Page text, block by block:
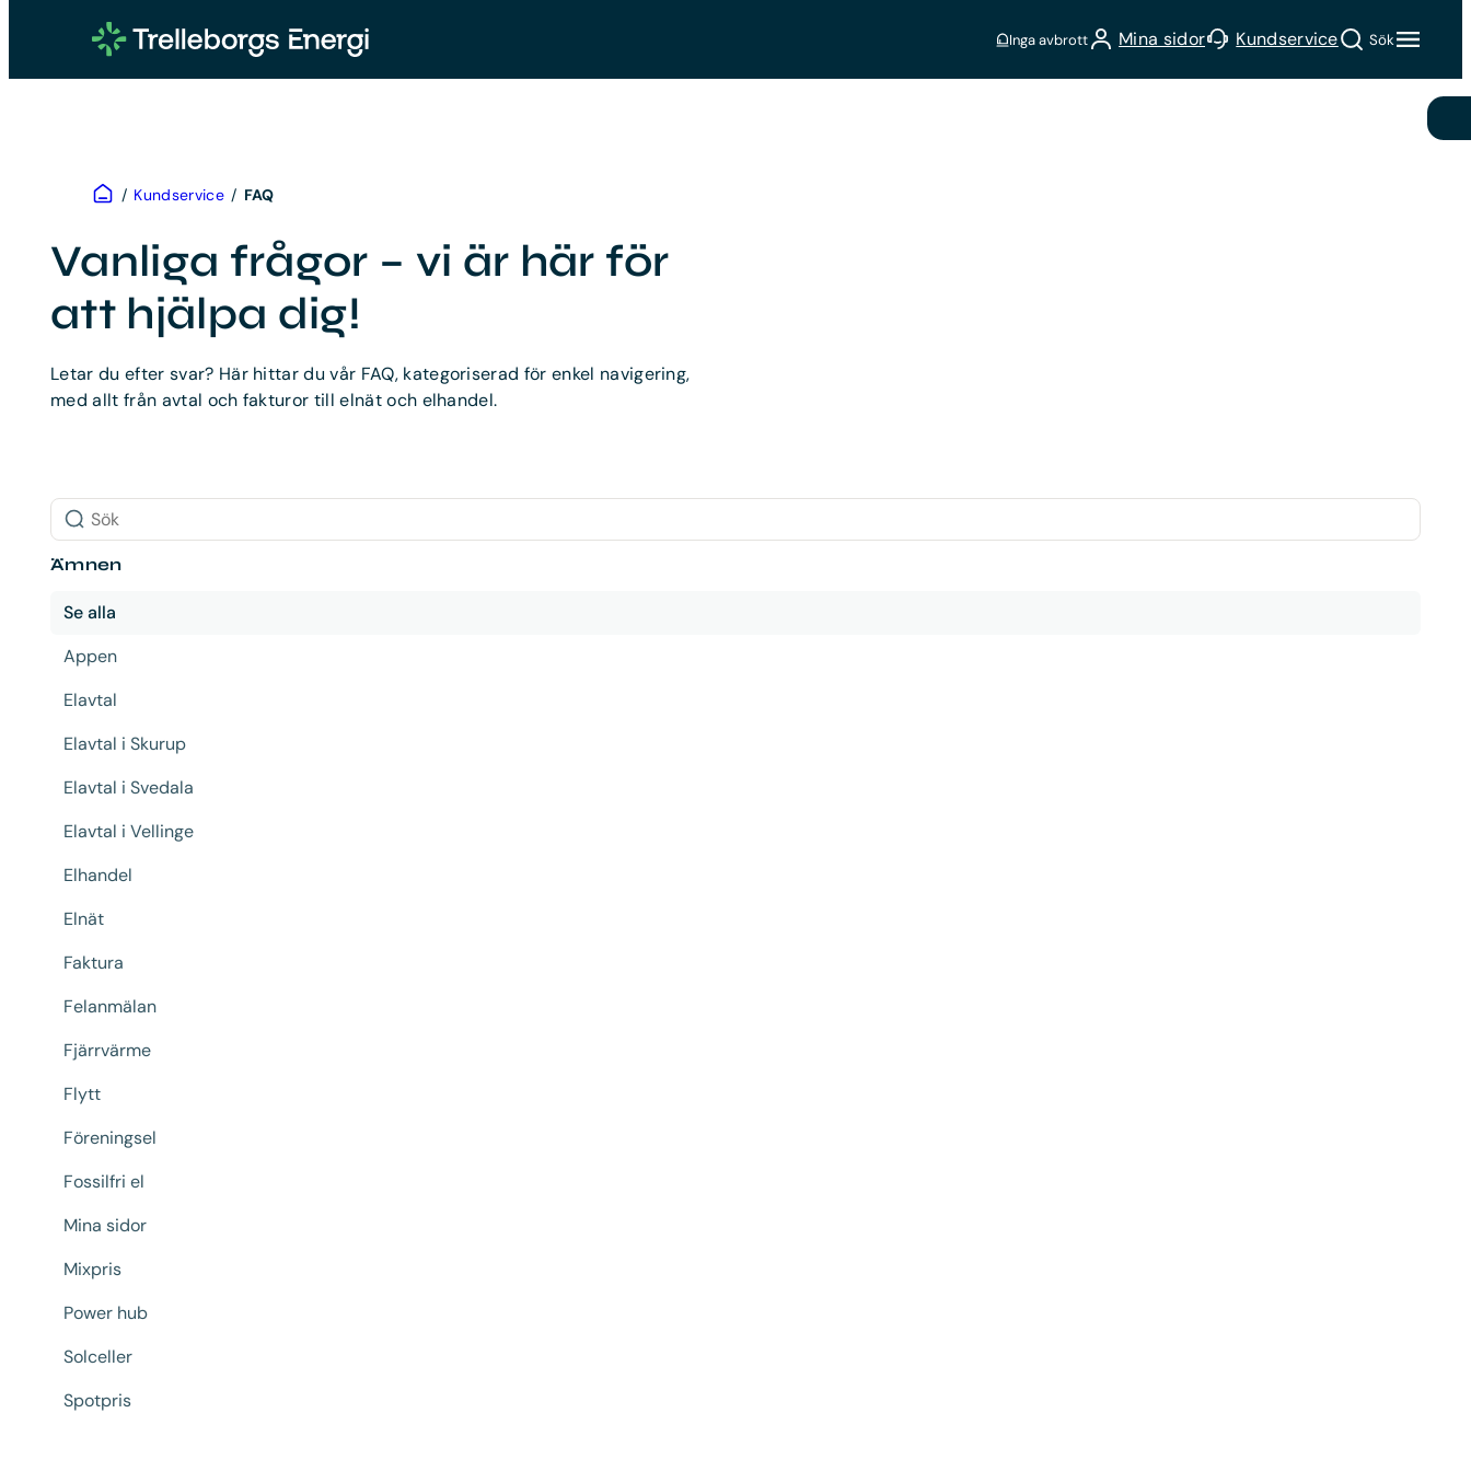
Inga avbrott Mina sidor Kundservice
Sök
Sök
Hem/ Kundservice / FAQ
Vanliga frågor – vi är här för
att hjälpa dig!
Letar du efter svar? Här hittar du vår FAQ, kategoriserad för enkel navigering,
med allt från avtal och fakturor till elnät och elhandel.
Sök
Ämnen
Se alla
Appen
Elavtal
Elavtal i Skurup
Elavtal i Svedala
Elavtal i Vellinge
Elhandel
Elnät
Faktura
Felanmälan
Fjärrvärme
Flytt
Föreningsel
Fossilfri el
Mina sidor
Mixpris
Power hub
Solceller
Spotpris